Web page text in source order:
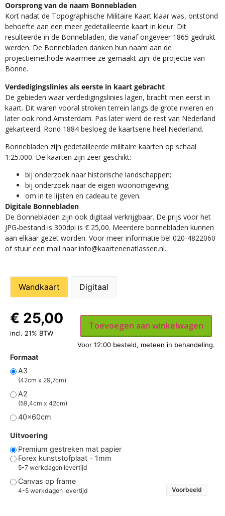
Oorsprong van de naam Bonnebladen
Kort nadat de Topographische Militaire Kaart klaar was, ontstond
behoefte aan een meer gedetailleerde kaart in kleur. Dit
resulteerde in de Bonnebladen, die vanaf ongeveer 1865 gedrukt
werden. De Bonnebladen danken hun naam aan de
projectiemethode waarmee ze gemaakt zijn: de projectie van
Bonne.
Verdedigingslinies als eerste in kaart gebracht
De gebieden waar verdedigingslinies lagen, bracht men eerst in
kaart. Dit waren vooral stroken terrein langs de grote rivieren en
later ook rond Amsterdam. Pas later werd de rest van Nederland
gekarteerd. Rond 1884 besloeg de kaartserie heel Nederland.
Bonnebladen zijn gedetailleerde militaire kaarten op schaal
1:25.000. De kaarten zijn zeer geschikt:​
​bij onderzoek naar historische landschappen;
bij onderzoek naar de eigen woonomgeving;
om in te lijsten en cadeau te geven.
Digitale Bonnebladen
De Bonnebladen zijn ook digitaal verkrijgbaar. De prijs voor het
JPG-bestand is 300dpi is € 25,00. Meerdere bonnebladen kunnen
aan elkaar gezet worden. Voor meer informatie bel 020-4822060
of stuur een mail naar info@kaartenenatlassen.nl.
Wandkaart Digitaal
Formaat
A3
(42cm x 29,7cm)
A2
(59,4cm x 42cm)
40x60cm
Uitvoering
Premium gestreken mat papier
Forex kunststofplaat - 1mm
5-7 werkdagen levertijd
Canvas op frame
4-5 werkdagen levertijd Voorbeeld
€ 25,00
incl. 21% BTW
Toevoegen aan winkelwagen